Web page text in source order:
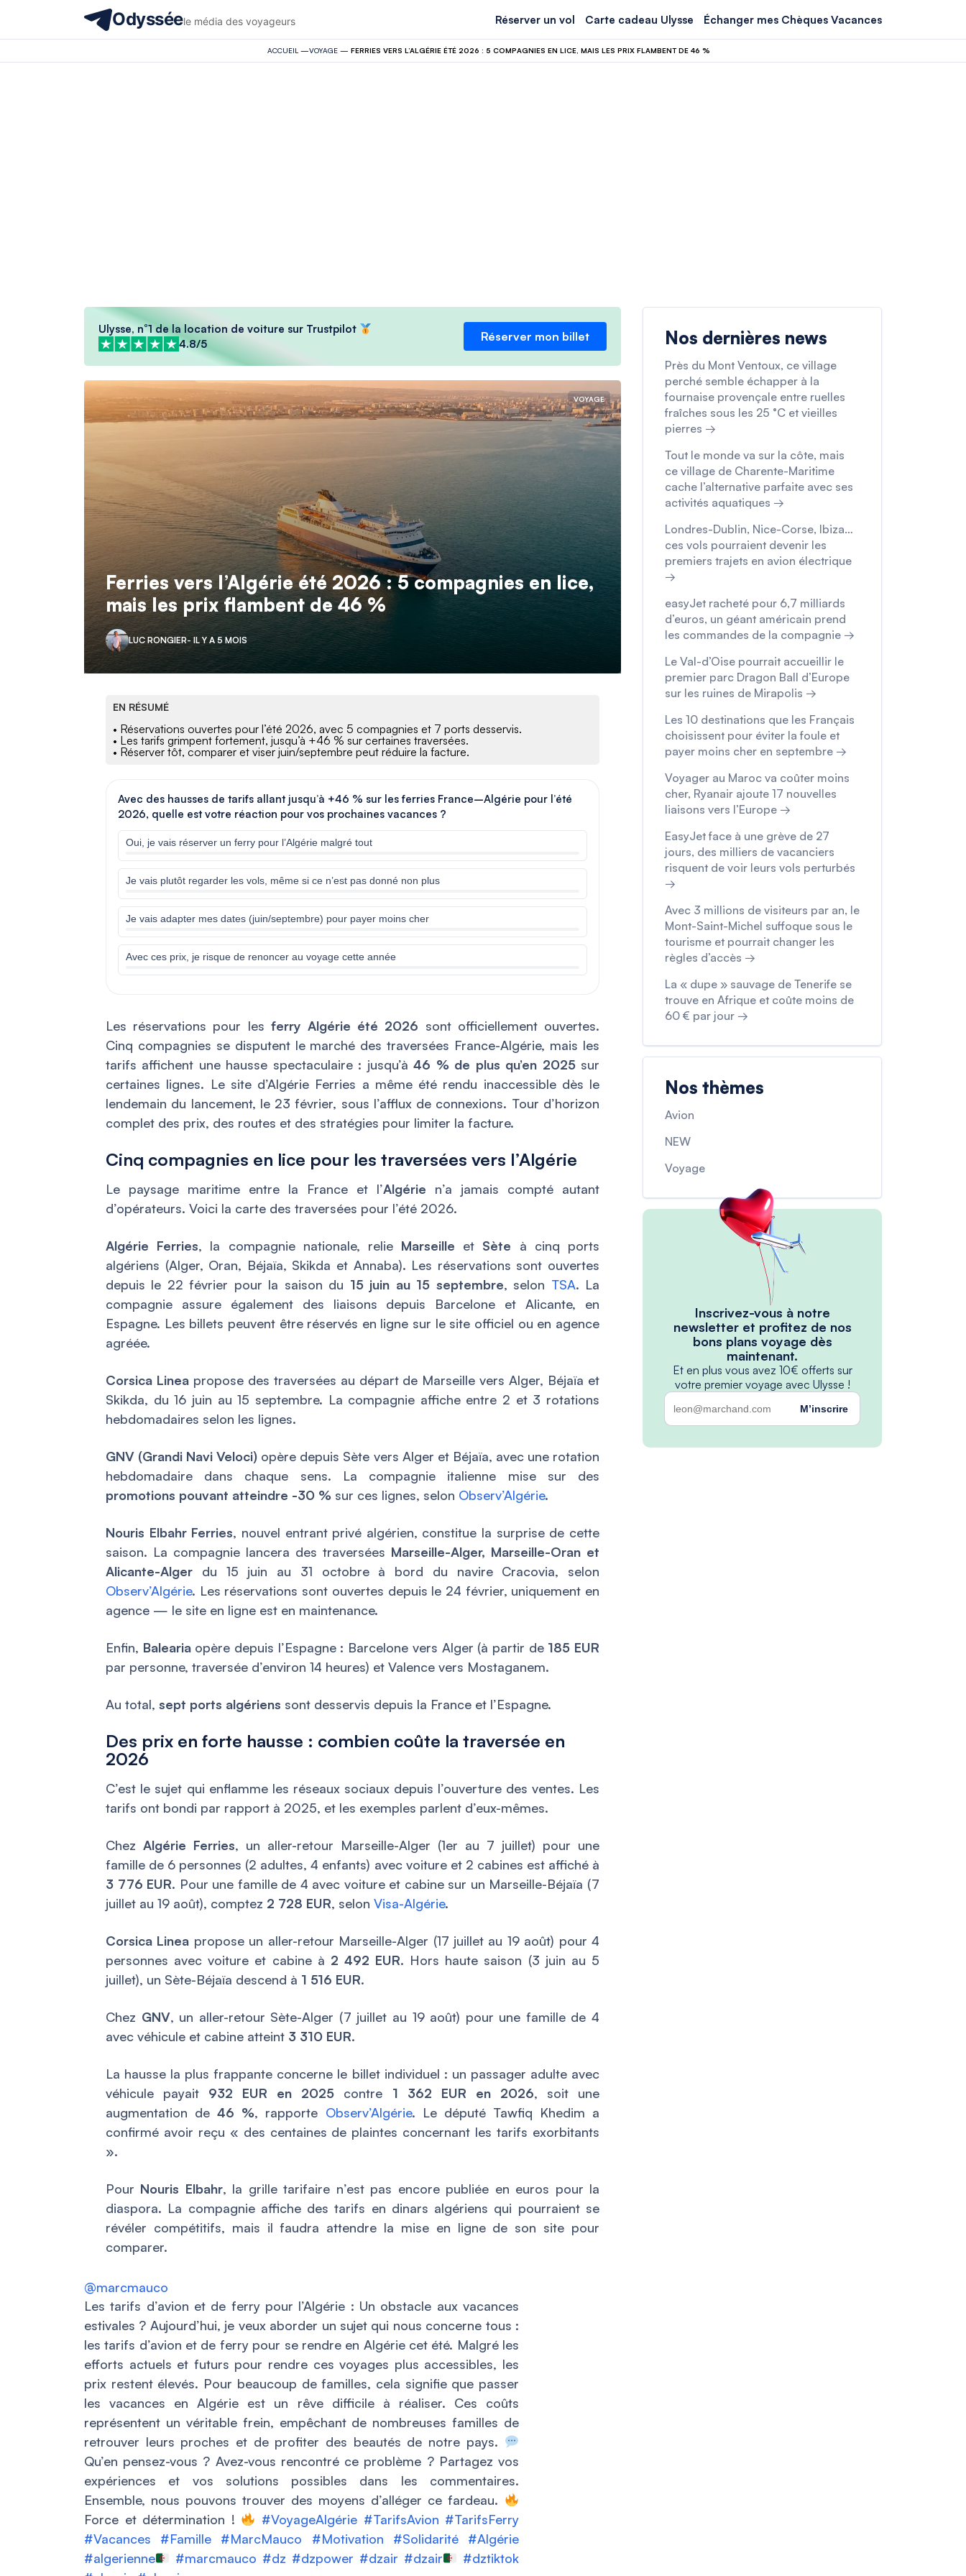
Odysséele média des voyageurs Réserver un vol Carte cadeau Ulysse Échanger mes Chèques Vacances
ACCUEIL —VOYAGE— FERRIES VERS L’ALGÉRIE ÉTÉ 2026 : 5 COMPAGNIES EN LICE, MAIS LES PRIX FLAMBENT DE 46 %
Ulysse, n°1 de la location de voiture sur Trustpilot
4.8/5
Réserver mon billet
VOYAGE
Ferries vers l’Algérie été 2026 : 5 compagnies en lice,
mais les prix flambent de 46 %
LUC RONGIER- IL Y A 5 MOIS
EN RÉSUMÉ
• Réservations ouvertes pour l’été 2026, avec 5 compagnies et 7 ports desservis.
• Les tarifs grimpent fortement, jusqu’à +46 % sur certaines traversées.
• Réserver tôt, comparer et viser juin/septembre peut réduire la facture.
Avec des hausses de tarifs allant jusqu’à +46 % sur les ferries France–Algérie pour l’été
2026, quelle est votre réaction pour vos prochaines vacances ?
Oui, je vais réserver un ferry pour l’Algérie malgré tout
Je vais plutôt regarder les vols, même si ce n’est pas donné non plus
Je vais adapter mes dates (juin/septembre) pour payer moins cher
Avec ces prix, je risque de renoncer au voyage cette année
Les réservations pour les ferry Algérie été 2026 sont officiellement ouvertes.
Cinq compagnies se disputent le marché des traversées France-Algérie, mais les
tarifs affichent une hausse spectaculaire : jusqu’à46 % de plus qu’en 2025sur
certaines lignes. Le site d’Algérie Ferries a même été rendu inaccessible dès le
lendemain du lancement, le 23 février, sous l’afflux de connexions. Tour d’horizon
complet des prix, des routes et des stratégies pour limiter la facture.
Cinq compagnies en lice pour les traversées vers l’Algérie
Le paysage maritime entre la France et l’Algérie n’a jamais compté autant
d’opérateurs. Voici la carte des traversées pour l’été 2026.
Algérie Ferries, la compagnie nationale, relie Marseille et Sète à cinq ports
algériens (Alger, Oran, Béjaïa, Skikda et Annaba). Les réservations sont ouvertes
depuis le 22 février pour la saison du 15 juin au 15 septembre, selon TSA. La
compagnie assure également des liaisons depuis Barcelone et Alicante, en
Espagne. Les billets peuvent être réservés en ligne sur le site officiel ou en agence
agréée.
Corsica Lineapropose des traversées au départ de Marseille vers Alger, Béjaïa et
Skikda, du 16 juin au 15 septembre. La compagnie affiche entre 2 et 3 rotations
hebdomadaires selon les lignes.
GNV (Grandi Navi Veloci) opère depuis Sète vers Alger et Béjaïa, avec une rotation
hebdomadaire dans chaque sens. La compagnie italienne mise sur des
promotions pouvant atteindre -30 % sur ces lignes, selon Observ’Algérie.
Nouris Elbahr Ferries, nouvel entrant privé algérien, constitue la surprise de cette
saison. La compagnie lancera des traversées Marseille-Alger, Marseille-Oran et
Alicante-Alger du 15 juin au 31 octobre à bord du navire Cracovia, selon
Observ’Algérie. Les réservations sont ouvertes depuis le 24 février, uniquement en
agence — le site en ligne est en maintenance.
Enfin, Baleariaopère depuis l’Espagne : Barcelone vers Alger (à partir de 185 EUR
par personne, traversée d’environ 14 heures) et Valence vers Mostaganem.
Au total, sept ports algériens sont desservis depuis la France et l’Espagne.
Des prix en forte hausse : combien coûte la traversée en
2026
C’est le sujet qui enflamme les réseaux sociaux depuis l’ouverture des ventes. Les
tarifs ont bondi par rapport à 2025, et les exemples parlent d’eux-mêmes.
Chez Algérie Ferries, un aller-retour Marseille-Alger (1er au 7 juillet) pour une
famille de 6 personnes (2 adultes, 4 enfants) avec voiture et 2 cabines est affiché à
3 776 EUR. Pour une famille de 4 avec voiture et cabine sur un Marseille-Béjaïa (7
juillet au 19 août), comptez 2 728 EUR, selon Visa-Algérie.
Corsica Linea propose un aller-retour Marseille-Alger (17 juillet au 19 août) pour 4
personnes avec voiture et cabine à 2 492 EUR. Hors haute saison (3 juin au 5
juillet), un Sète-Béjaïa descend à 1 516 EUR.
Chez GNV, un aller-retour Sète-Alger (7 juillet au 19 août) pour une famille de 4
avec véhicule et cabine atteint 3 310 EUR.
La hausse la plus frappante concerne le billet individuel : un passager adulte avec
véhicule payait 932 EUR en 2025 contre 1 362 EUR en 2026, soit une
augmentation de46 %, rapporte Observ’Algérie. Le député Tawfiq Khedim a
confirmé avoir reçu « des centaines de plaintes concernant les tarifs exorbitants
».
Pour Nouris Elbahr, la grille tarifaire n’est pas encore publiée en euros pour la
diaspora. La compagnie affiche des tarifs en dinars algériens qui pourraient se
révéler compétitifs, mais il faudra attendre la mise en ligne de son site pour
comparer.
@marcmauco
Les tarifs d’avion et de ferry pour l’Algérie : Un obstacle aux vacances
estivales ? Aujourd’hui, je veux aborder un sujet qui nous concerne tous :
les tarifs d’avion et de ferry pour se rendre en Algérie cet été. Malgré les
efforts actuels et futurs pour rendre ces voyages plus accessibles, les
prix restent élevés. Pour beaucoup de familles, cela signifie que passer
les vacances en Algérie est un rêve difficile à réaliser. Ces coûts
représentent un véritable frein, empêchant de nombreuses familles de
retrouver leurs proches et de profiter des beautés de notre pays.
Qu’en pensez-vous ? Avez-vous rencontré ce problème ? Partagez vos
expériences et vos solutions possibles dans les commentaires.
Ensemble, nous pouvons trouver des moyens d’alléger ce fardeau.
Force et détermination !
#VoyageAlgérie #TarifsAvion #TarifsFerry
#Vacances
#Famille #MarcMauco #Motivation #Solidarité
#Algérie
#algerienne
#marcmauco #dz #dzpower #dzair #dzair
#dztiktok
Nos dernières news
Près du Mont Ventoux, ce village
perché semble échapper à la
fournaise provençale entre ruelles
fraîches sous les 25 °C et vieilles
pierres →
Tout le monde va sur la côte, mais
ce village de Charente-Maritime
cache l’alternative parfaite avec ses
activités aquatiques →
Londres-Dublin, Nice-Corse, Ibiza…
ces vols pourraient devenir les
premiers trajets en avion électrique
→
easyJet racheté pour 6,7 milliards
d’euros, un géant américain prend
les commandes de la compagnie →
Le Val-d’Oise pourrait accueillir le
premier parc Dragon Ball d’Europe
sur les ruines de Mirapolis →
Les 10 destinations que les Français
choisissent pour éviter la foule et
payer moins cher en septembre →
Voyager au Maroc va coûter moins
cher, Ryanair ajoute 17 nouvelles
liaisons vers l’Europe →
EasyJet face à une grève de 27
jours, des milliers de vacanciers
risquent de voir leurs vols perturbés
→
Avec 3 millions de visiteurs par an, le
Mont-Saint-Michel suffoque sous le
tourisme et pourrait changer les
règles d’accès →
La « dupe » sauvage de Tenerife se
trouve en Afrique et coûte moins de
60 € par jour →
Nos thèmes
Avion
NEW
Voyage
Inscrivez-vous à notre
newsletter et profitez de nos
bons plans voyage dès
maintenant.
Et en plus vous avez 10€ offerts sur
votre premier voyage avec Ulysse !
M’inscrire